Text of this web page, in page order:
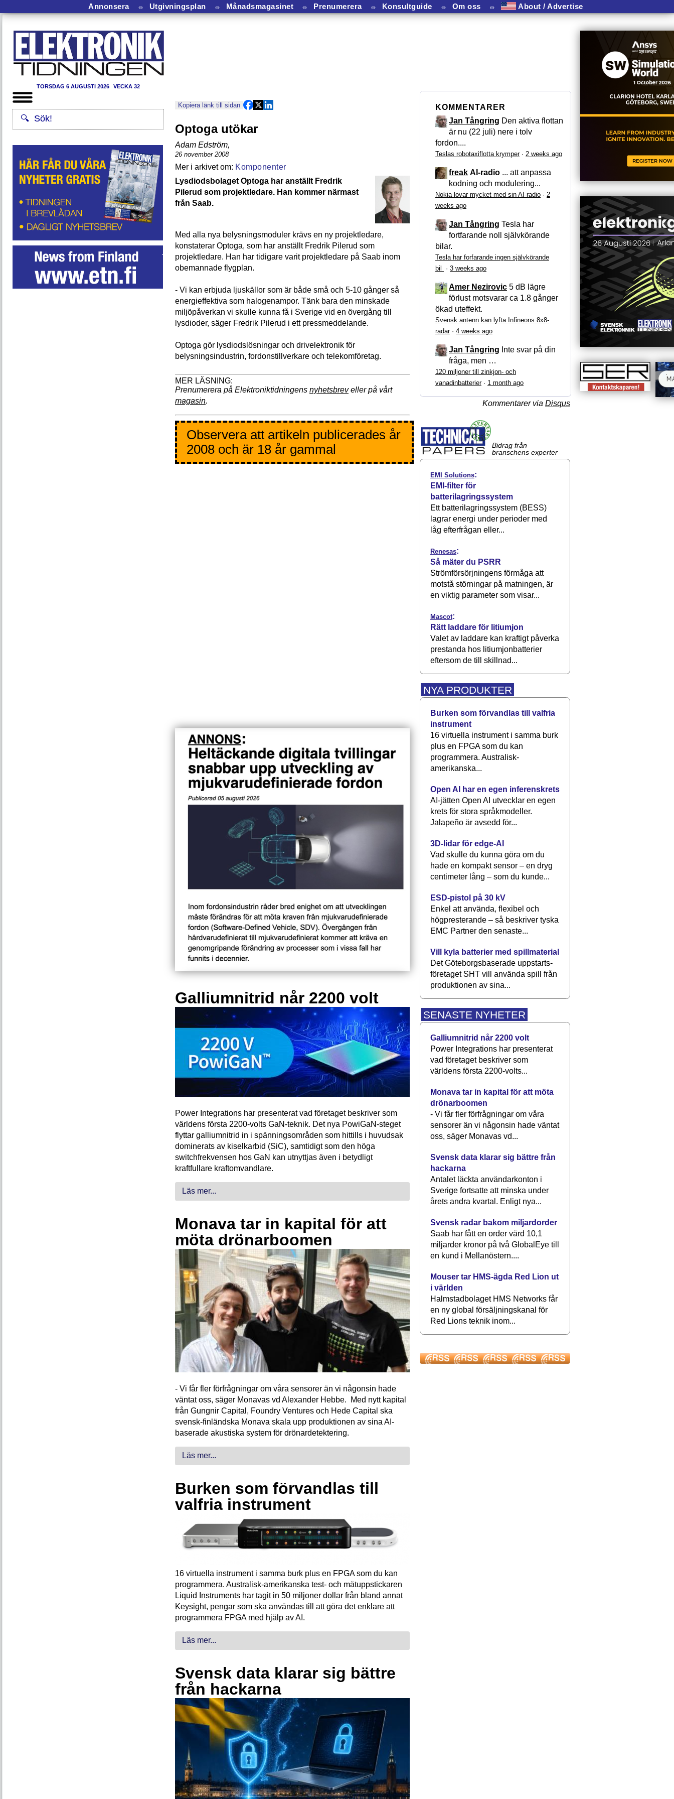
Annonsera ⏛ Utgivningsplan ⏛ Månadsmagasinet ⏛ Prenumerera ⏛ Konsultguide ⏛ Om oss ⏛ About / Advertise
TORSDAG 6 AUGUSTI 2026 VECKA 32
Kopiera länk till sidan
Optoga utökar
Adam Edström,
26 november 2008
Komponenter
Lysdiodsbolaget Optoga har anställt Fredrik
Pilerud som projektledare. Han kommer närmast
från Saab.
Med alla nya belysningsmoduler krävs en ny projektledare,
konstaterar Optoga, som har anställt Fredrik Pilerud som
projektledare. Han har tidigare varit projektledare på Saab inom
obemannade flygplan.
- Vi kan erbjuda ljuskällor som är både små och 5-10 gånger så
energieffektiva som halogenampor. Tänk bara den minskade
miljöpåverkan vi skulle kunna få i Sverige vid en övergång till
lysdioder, säger Fredrik Pilerud i ett pressmeddelande.
Optoga gör lysdiodslösningar och drivelektronik för
belysningsindustrin, fordonstillverkare och telekomföretag.
Prenumerera på Elektroniktidningens nyhetsbreveller på vårt
magasin.
Observera att artikeln publicerades år
2008 och är 18 år gammal
Galliumnitrid når 2200 volt
Power Integrations har presenterat vad företaget beskriver som
världens första 2200-volts GaN-teknik. Det nya PowiGaN-steget
flyttar galliumnitrid in i spänningsområden som hittills i huvudsak
dominerats av kiselkarbid (SiC), samtidigt som den höga
switchfrekvensen hos GaN kan utnyttjas även i betydligt
kraftfullare kraftomvandlare.
Läs mer...
Monava tar in kapital för att
möta drönarboomen
- Vi får fler förfrågningar om våra sensorer än vi någonsin hade
väntat oss, säger Monavas vd Alexander Hebbe. Med nytt kapital
från Gungnir Capital, Foundry Ventures och Hede Capital ska
svensk-finländska Monava skala upp produktionen av sina AI-
baserade akustiska system för drönardetektering.
Läs mer...
Burken som förvandlas till
valfria instrument
16 virtuella instrument i samma burk plus en FPGA som du kan
programmera. Australisk-amerikanska test- och mätuppstickaren
Liquid Instruments har tagit in 50 miljoner dollar från bland annat
Keysight, pengar som ska användas till att göra det enklare att
programmera FPGA med hjälp av AI.
Läs mer...
Svensk data klarar sig bättre
från hackarna
KOMMENTARER
Jan Tångring Den aktiva flottan
är nu (22 juli) nere i tolv
fordon....
Teslas robotaxiflotta krymper· 2 weeks ago
freak AI-radio ... att anpassa
kodning och modulering...
Nokia lovar mycket med sin AI-radio · 2
weeks ago
Jan Tångring Tesla har
fortfarande noll självkörande
bilar.
Tesla har forfarande ingen självkörande
bil
· 3 weeks ago
Amer Nezirovic 5 dB lägre
förlust motsvarar ca 1.8 gånger
ökad uteffekt.
Svensk antenn kan lyfta Infineons 8x8-
radar· 4 weeks ago
Jan Tångring Inte svar på din
fråga, men …
120 miljoner till zinkjon- och
vanadinbatterier· 1 month ago
Kommentarer via Disqus
Bidrag från
branschens experter
EMI Solutions:
EMI-filter för
batterilagringssystem
Ett batterilagringssystem (BESS)
lagrar energi under perioder med
låg efterfrågan eller...
Renesas:
Så mäter du PSRR
Strömförsörjningens förmåga att
motstå störningar på matningen, är
en viktig parameter som visar...
Mascot:
Rätt laddare för litiumjon
Valet av laddare kan kraftigt påverka
prestanda hos litiumjonbatterier
eftersom de till skillnad...
NYA PRODUKTER
Burken som förvandlas till valfria
instrument
16 virtuella instrument i samma burk
plus en FPGA som du kan
programmera. Australisk-
amerikanska...
Open AI har en egen inferenskrets
AI-jätten Open AI utvecklar en egen
krets för stora språkmodeller.
Jalapeño är avsedd för...
3D-lidar för edge-AI
Vad skulle du kunna göra om du
hade en kompakt sensor – en dryg
centimeter lång – som du kunde...
ESD-pistol på 30 kV
Enkel att använda, flexibel och
högpresterande – så beskriver tyska
EMC Partner den senaste...
Vill kyla batterier med spillmaterial
Det Göteborgsbaserade upp­starts­
företaget SHT vill använda spill från
produktionen av sina...
SENASTE NYHETER
Galliumnitrid når 2200 volt
Power Integrations har presenterat
vad företaget beskriver som
världens första 2200-volts...
Monava tar in kapital för att möta
drönarboomen
- Vi får fler förfrågningar om våra
sensorer än vi någonsin hade väntat
oss, säger Monavas vd...
Svensk data klarar sig bättre från
hackarna
Antalet läckta användarkonton i
Sverige fortsatte att minska under
årets andra kvartal. Enligt nya...
Svensk radar bakom miljardorder
Saab har fått en order värd 10,1
miljarder kronor på två GlobalEye till
en kund i Mellanöstern....
Mouser tar HMS-ägda Red Lion ut
i världen
Halmstadbolaget HMS Networks får
en ny global försäljningskanal för
Red Lions teknik inom...